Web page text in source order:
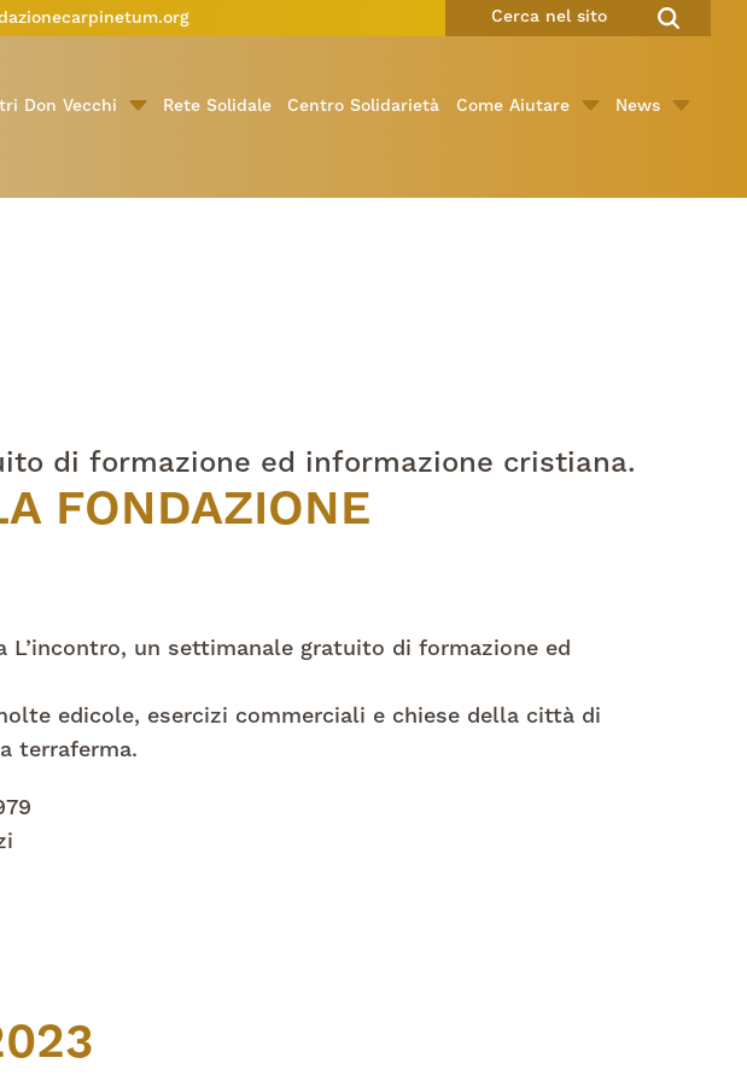
Don Vecchi Rete Solidale Centro Solidarietà Come Aiutare News
di formazione ed informazione cristiana.
FONDAZIONE
L’incontro, un settimanale gratuito di formazione ed
edicole, esercizi commerciali e chiese della città di
terraferma.